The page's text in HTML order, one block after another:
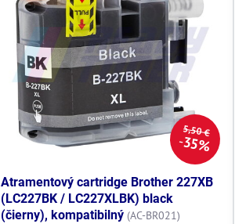
5,50 €
35%
Atramentový cartridge Brother 227XB
(LC227BK / LC227XLBK) black
(čierny), kompatibilný (AC-BR021)